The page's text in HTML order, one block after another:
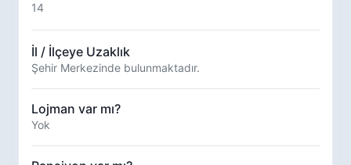
14
İl / İlçeye Uzaklık
Şehir Merkezinde bulunmaktadır.
Lojman var mı?
Yok